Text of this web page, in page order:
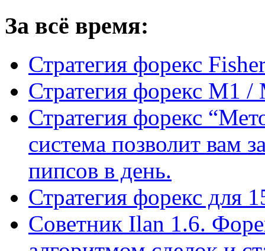
За всё время:
Стратегия форекс
Стратегия форекс M1 /
Стратегия форекс
система позволит вам
пипсов в день.
Стратегия форекс для
Советник Ilan 1.6.